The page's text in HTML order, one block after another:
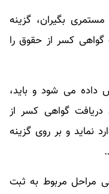
بگیران، گزینه
کسر از حقوق را
می شود و باید،
دریافت گواهی کسر از
نماید و بر روی گزینه
مراحل مربوط به ثبت